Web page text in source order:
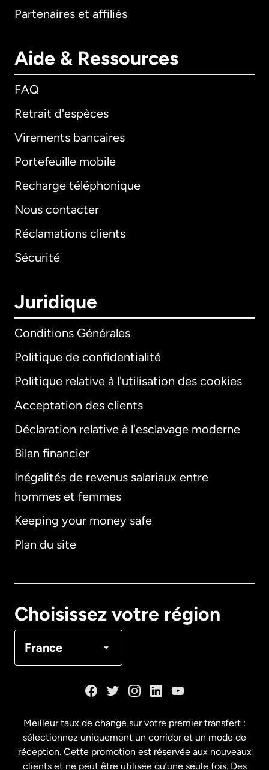
Partenaires et affiliés
Aide & Ressources
FAQ
Retrait d'espèces
Virements bancaires
Portefeuille mobile
Recharge téléphonique
Nous contacter
Réclamations clients
Sécurité
Juridique
Conditions Générales
Politique de confidentialité
Politique relative à l'utilisation des cookies
Acceptation des clients
Déclaration relative à l'esclavage moderne
Bilan financier
Inégalités de revenus salariaux entre
hommes et femmes
Keeping your money safe
Plan du site
Choisissez votre région
France
International
Allemagne
Français
États-Unis English
Meilleur taux de change sur votre premier transfert :
sélectionnez uniquement un corridor et un mode de
réception. Cette promotion est réservée aux nouveaux
clients et ne peut être utilisée qu’une seule fois. Des